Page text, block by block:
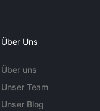
Über Uns
Über uns
Unser Team
Unser Blog